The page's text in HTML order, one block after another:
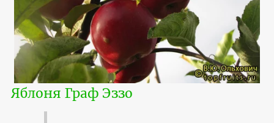
Яблоня Граф Эззо